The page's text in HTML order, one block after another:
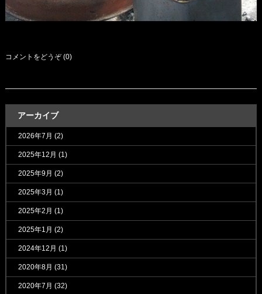
コメントをどうぞ (0)
アーカイブ
2026年7月 (2)
2025年12月 (1)
2025年9月 (2)
2025年3月 (1)
2025年2月 (1)
2025年1月 (2)
2024年12月 (1)
2020年8月 (31)
2020年7月 (32)